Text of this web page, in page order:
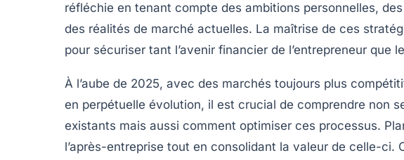
réfléchie en tenant compte des ambitions personnelles,
des réalités de marché actuelles. La maîtrise de ces
pour sécuriser tant l’avenir financier de l’entrepreneur que
À l’aube de 2025, avec des marchés toujours plus
en perpétuelle évolution, il est crucial de comprendre non
existants mais aussi comment optimiser ces processus.
l’après-entreprise tout en consolidant la valeur de celle-ci.